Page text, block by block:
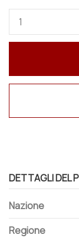
DETTAGLI DEL
Nazione
Regione